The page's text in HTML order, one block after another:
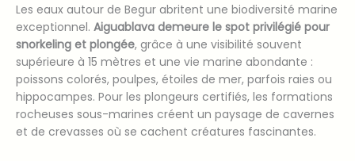
Les eaux autour de Begur abritent une biodiversité marine
exceptionnel. Aiguablava demeure le spot privilégié pour
snorkeling et plongée, grâce à une visibilité souvent
supérieure à 15 mètres et une vie marine abondante :
poissons colorés, poulpes, étoiles de mer, parfois raies ou
hippocampes. Pour les plongeurs certifiés, les formations
rocheuses sous-marines créent un paysage de cavernes
et de crevasses où se cachent créatures fascinantes.